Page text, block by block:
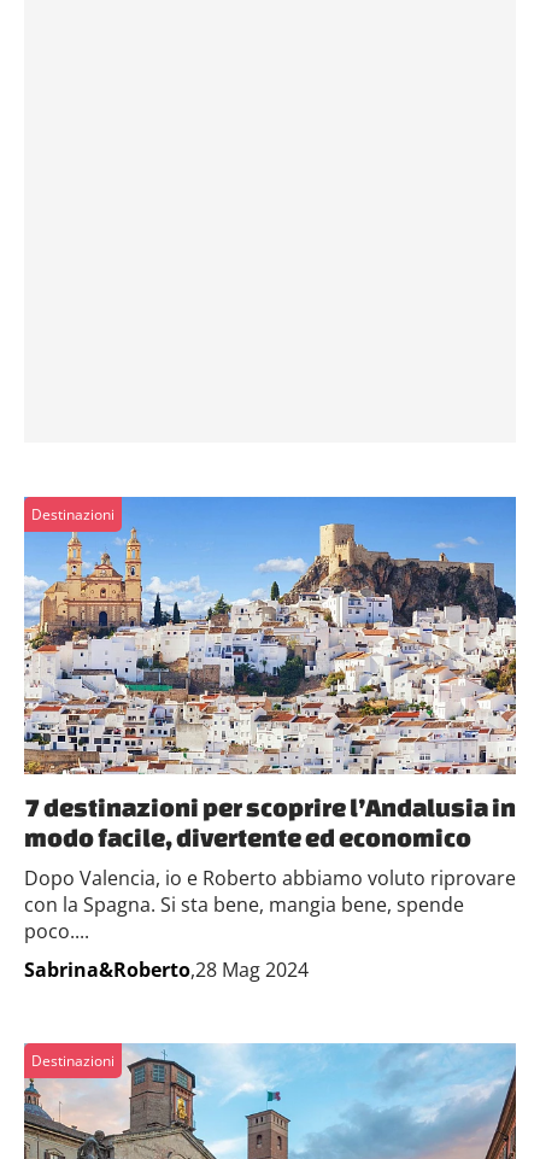
Destinazioni
7 destinazioni per scoprire l’Andalusia in
modo facile, divertente ed economico
Dopo Valencia, io e Roberto abbiamo voluto riprovare
con la Spagna. Si sta bene, mangia bene, spende
poco....
Sabrina&Roberto,28 Mag 2024
Destinazioni